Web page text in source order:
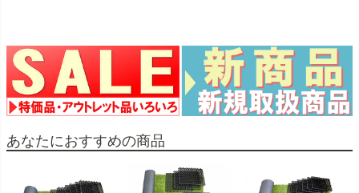
あなたにおすすめの商品